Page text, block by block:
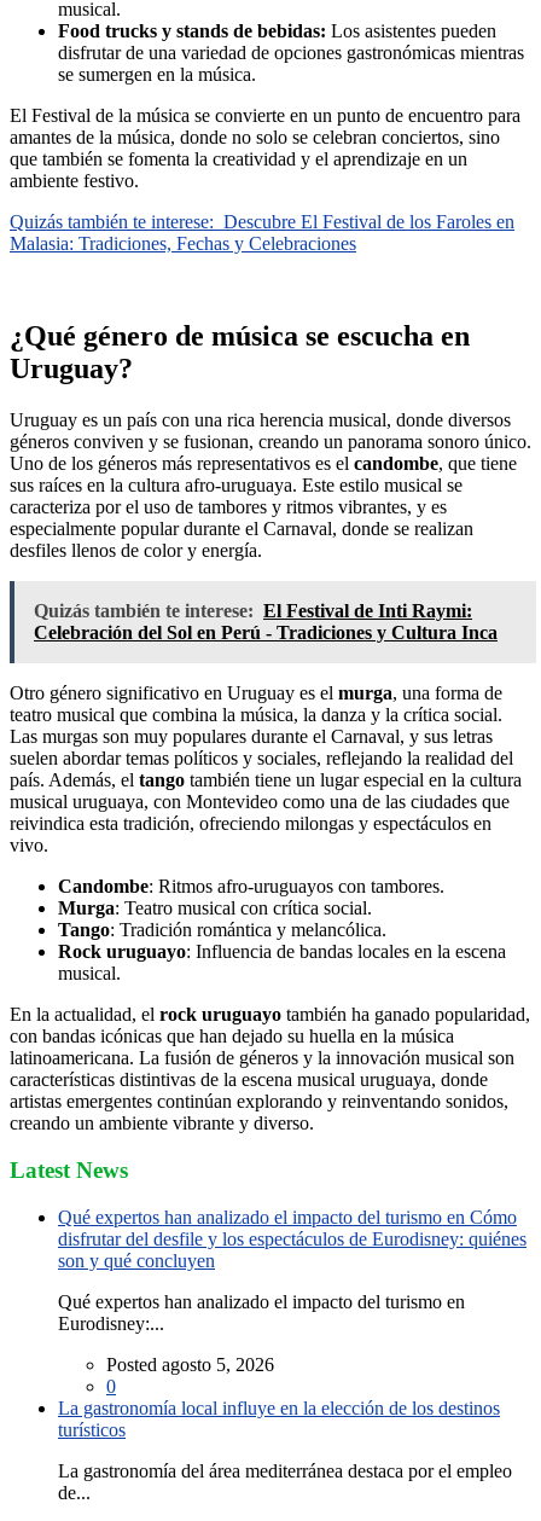
musical.
Food trucks y stands de bebidas: Los asistentes pueden
disfrutar de una variedad de opciones gastronómicas mientras
se sumergen en la música.
El Festival de la música se convierte en un punto de encuentro para
amantes de la música, donde no solo se celebran conciertos, sino
que también se fomenta la creatividad y el aprendizaje en un
ambiente festivo.
Quizás también te interese: Descubre El Festival de los Faroles en
Malasia: Tradiciones, Fechas y Celebraciones
¿Qué género de música se escucha en
Uruguay?
Uruguay es un país con una rica herencia musical, donde diversos
géneros conviven y se fusionan, creando un panorama sonoro único.
Uno de los géneros más representativos es el candombe, que tiene
sus raíces en la cultura afro-uruguaya. Este estilo musical se
caracteriza por el uso de tambores y ritmos vibrantes, y es
especialmente popular durante el Carnaval, donde se realizan
desfiles llenos de color y energía.
Quizás también te interese: El Festival de Inti Raymi:
Celebración del Sol en Perú - Tradiciones y Cultura Inca
Otro género significativo en Uruguay es el murga, una forma de
teatro musical que combina la música, la danza y la crítica social.
Las murgas son muy populares durante el Carnaval, y sus letras
suelen abordar temas políticos y sociales, reflejando la realidad del
país. Además, el tango también tiene un lugar especial en la cultura
musical uruguaya, con Montevideo como una de las ciudades que
reivindica esta tradición, ofreciendo milongas y espectáculos en
vivo.
Candombe: Ritmos afro-uruguayos con tambores.
Murga: Teatro musical con crítica social.
Tango: Tradición romántica y melancólica.
Rock uruguayo: Influencia de bandas locales en la escena
musical.
En la actualidad, el rock uruguayo también ha ganado popularidad,
con bandas icónicas que han dejado su huella en la música
latinoamericana. La fusión de géneros y la innovación musical son
características distintivas de la escena musical uruguaya, donde
artistas emergentes continúan explorando y reinventando sonidos,
creando un ambiente vibrante y diverso.
Latest News
Qué expertos han analizado el impacto del turismo en Cómo
disfrutar del desfile y los espectáculos de Eurodisney: quiénes
son y qué concluyen
Qué expertos han analizado el impacto del turismo en
Eurodisney:...
Posted agosto 5, 2026
0
La gastronomía local influye en la elección de los destinos
turísticos
La gastronomía del área mediterránea destaca por el empleo
de...